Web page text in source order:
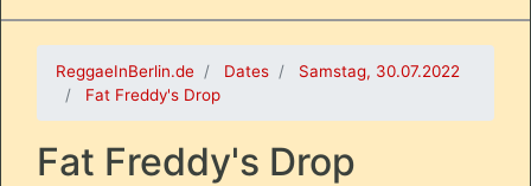
ReggaeInBerlin.de Dates
Samstag, 30.07.2022
Fat Freddy's Drop
Fat Freddy's Drop